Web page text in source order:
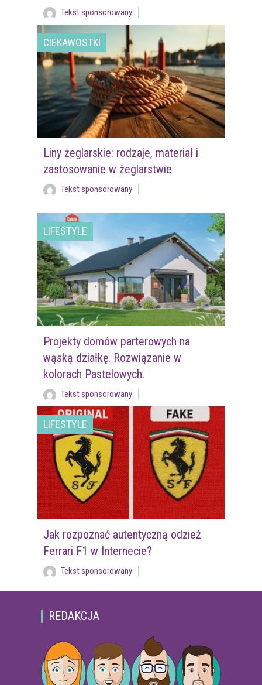
Tekst sponsorowany
CIEKAWOSTKI
Liny żeglarskie: rodzaje, materiał i
zastosowanie w żeglarstwie
Tekst sponsorowany
LIFESTYLE
Projekty domów parterowych na
wąską działkę. Rozwiązanie w
kolorach Pastelowych.
Tekst sponsorowany
LIFESTYLE
Jak rozpoznać autentyczną odzież
Ferrari F1 w Internecie?
Tekst sponsorowany
REDAKCJA